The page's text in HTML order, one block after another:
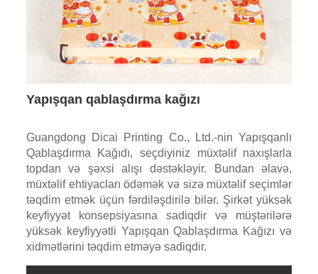
Yapışqan qablaşdırma kağızı
Guangdong Dicai Printing Co., Ltd.-nin Yapışqanlı
Qablaşdırma Kağıdı, seçdiyiniz müxtəlif naxışlarla
topdan və şəxsi alışı dəstəkləyir. Bundan əlavə,
müxtəlif ehtiyacları ödəmək və sizə müxtəlif seçimlər
təqdim etmək üçün fərdiləşdirilə bilər. Şirkət yüksək
keyfiyyət konsepsiyasına sadiqdir və müştərilərə
yüksək keyfiyyətli Yapışqan Qablaşdırma Kağızı və
xidmətlərini təqdim etməyə sadiqdir.